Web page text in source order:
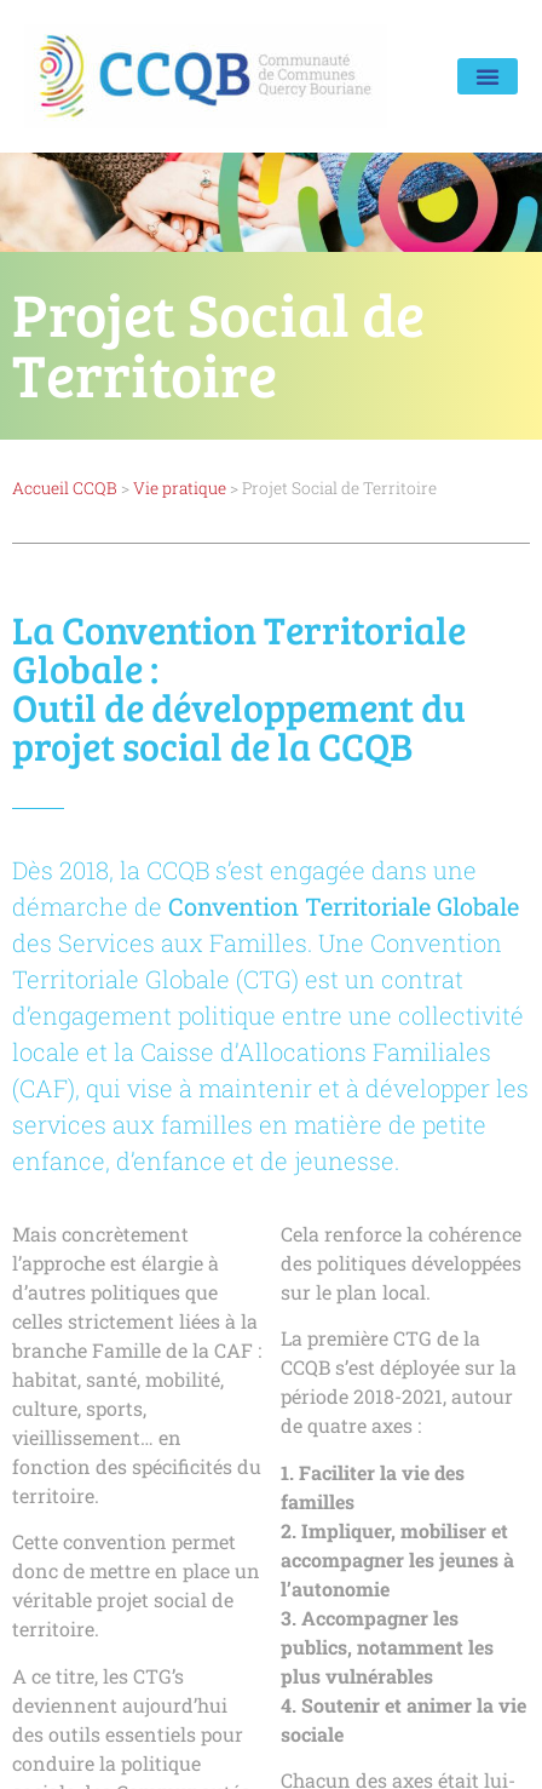
Projet Social de
Territoire
Accueil CCQB >Vie pratique >Projet Social de Territoire
La Convention Territoriale
Globale :
Outil de développement du
projet social de la CCQB
Dès 2018, la CCQB s’est engagée dans une
démarche de Convention Territoriale Globale
des Services aux Familles. Une Convention
Territoriale Globale (CTG) est un contrat
d’engagement politique entre une collectivité
locale et la Caisse d’Allocations Familiales
(CAF), qui vise à maintenir et à développer les
services aux familles en matière de petite
enfance, d’enfance et de jeunesse.
Mais concrètement
l’approche est élargie à
d’autres politiques que
celles strictement liées à la
branche Famille de la CAF :
habitat, santé, mobilité,
culture, sports,
vieillissement… en
fonction des spécificités du
territoire.
Cette convention permet
donc de mettre en place un
véritable projet social de
territoire.
A ce titre, les CTG’s
deviennent aujourd’hui
des outils essentiels pour
conduire la politique
Cela renforce la cohérence
des politiques développées
sur le plan local.
La première CTG de la
CCQB s’est déployée sur la
période 2018-2021, autour
de quatre axes :
1. Faciliter la vie des
familles
2. Impliquer, mobiliser et
accompagner les jeunes à
l’autonomie
3. Accompagner les
publics, notamment les
plus vulnérables
4. Soutenir et animer la vie
sociale
Chacun des axes était lui-